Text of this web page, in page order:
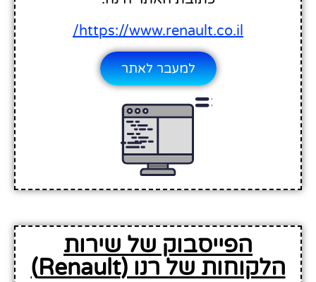
https://www.renault.co.il/
למעבר לאתר
הפייסבוק של שירות
הלקוחות של רנו (Renault)